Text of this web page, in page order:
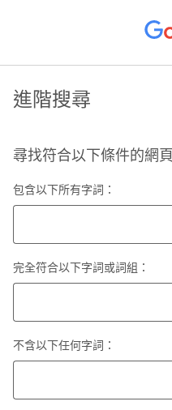
進階搜尋
尋找符合以下條件的網頁
包含以下所有字詞：
完全符合以下字詞或詞組：
不含以下任何字詞：